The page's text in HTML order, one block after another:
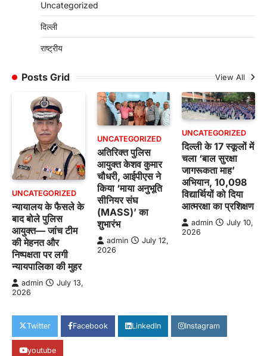
Uncategorized
दिल्ली
राष्ट्रीय
Posts Grid View All
UNCATEGORIZED
न्यायालय के फैसले के
बाद बोले पुलिस
आयुक्त— जांच टीम
की मेहनत और
निष्पक्षता पर लगी
न्यायपालिका की मुहर
admin
July 13,
2026
UNCATEGORIZED
अतिरिक्त पुलिस
आयुक्त केशव कुमार
चौधरी, आईपीएस ने
किया ‘माया अनुभूति
सीनियर संघ
(MASS)’ का
शुभारंभ
admin
July 12,
2026
UNCATEGORIZED
दिल्ली के 17 स्कूलों में
चला ‘बाल सुरक्षा
जागरूकता माह’
अभियान, 10,098
विद्यार्थियों को दिया
आत्मरक्षा का प्रशिक्षण
admin
July 10,
2026
Twitter Facebook LinkedIn Instagram
youtube